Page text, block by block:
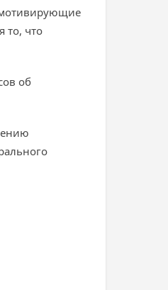
мотивирующие
то, что
об